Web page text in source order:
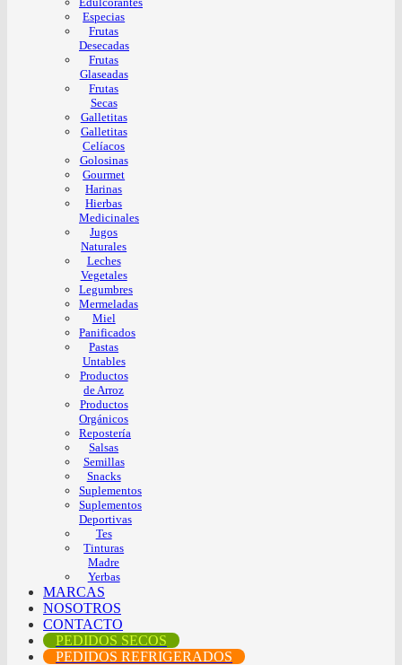
Especias
Frutas
Desecadas
Frutas
Glaseadas
Frutas
Secas
Galletitas
Galletitas
Celíacos
Golosinas
Gourmet
Harinas
Hierbas
Medicinales
Jugos
Naturales
Leches
Vegetales
Legumbres
Mermeladas
Miel
Panificados
Pastas
Untables
Productos
de Arroz
Productos
Orgánicos
Repostería
Salsas
Semillas
Snacks
Suplementos
Suplementos
Deportivas
Tes
Tinturas
Madre
Yerbas
MARCAS
NOSOTROS
CONTACTO
PEDIDOS SECOS
PEDIDOS REFRIGERADOS